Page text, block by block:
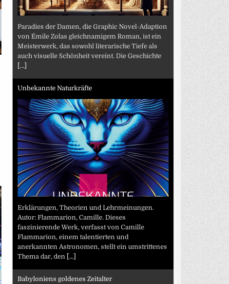
Paradies der Damen, die Graphic Novel-Adaption
von Émile Zolas gleichnamigem Roman, ist ein
Meisterwerk, das sowohl literarische Tiefe als
auch visuelle Schönheit vereint. Die Geschichte
[...]
Unbekannte Naturkräfte
Erklärungen, Theorien und Lehrmeinungen.
Autor: Flammarion, Camille. Dieses
faszinierende Werk, verfasst von Camille
Flammarion, einem talentierten und
anerkannten Astronomen, stellt ein umstrittenes
Thema dar, den [...]
Babyloniens goldenes Zeitalter